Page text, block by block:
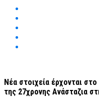
Νέα στοιχεία έρχονται
της 27χρονης Ανάσταζια